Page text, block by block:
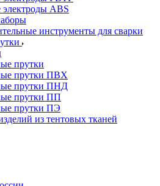
ABS
инструменты для сварки
прутки
прутки ПВХ
прутки ПНД
прутки ПП
прутки ПЭ
из тентовых тканей